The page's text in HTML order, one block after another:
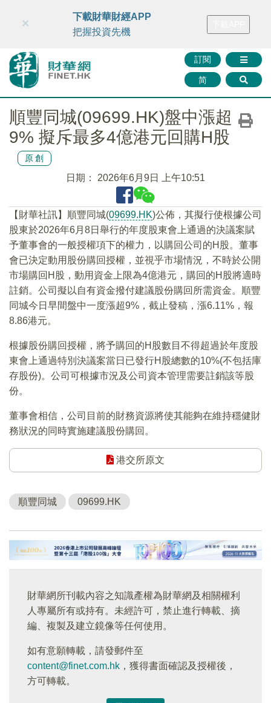
財華智庫網 FINTV FINMETA 財華證券 媒體矩陣
訂閱
简
×
下載財華財經APP
把握投資先機
順豐同城(09699.HK)盤中漲超
9% 擬斥最多4億港元回購H股
原創
日期： 2026年6月9日 上午10:51
【財華社訊】順豐同城(09699.HK)公佈，其擬行使根據公司
股東於2026年6月8日舉行的年度股東會上通過的決議案賦
予董事會的一般授權項下的權力，以購回公司的H股。董事
會已決定動用股份購回授權，並視乎市場情況，不時於公開
市場購回H股，動用資金上限為4億港元，購回的H股將適時
註銷。公司擬以自有資金撥付建議股份購回所需資金。順豐
同城今日早間盤中一度漲超9%，截止發稿，漲6.11%，報
8.86港元。
根據股份購回授權，將予購回的H股數目不得超過於年度股
東會上通過特別決議案當日已發行H股總數的10%(不包括庫
存股份)。公司可根據市況及公司資本管理需要註銷該等股
份。
董事會相信，公司目前的財務資源將使其能夠在維持穩健財
務狀況的同時實施建議股份購回。
港交所原文
順豐同城 09699.HK
財華網所刊載內容之知識產權為財華網及相關權利
人專屬所有或持有。未經許可，禁止進行轉載、摘
編、複製及建立鏡像等任何使用。
如有意願轉載，請發郵件至
content@finet.com.hk ，獲得書面確認及授權後，
方可轉載。